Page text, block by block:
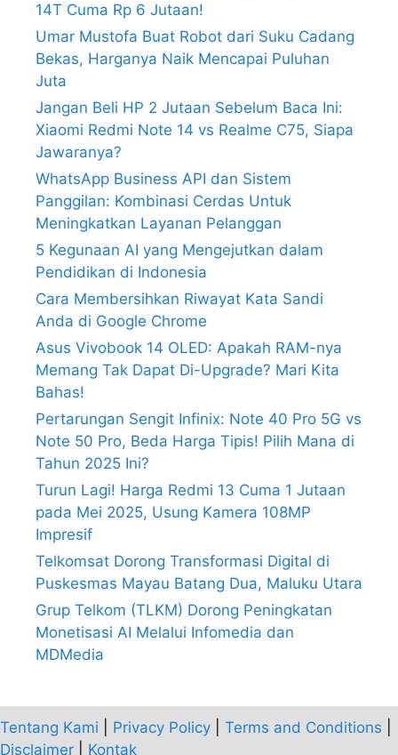
14T Cuma Rp 6 Jutaan!
Umar Mustofa Buat Robot dari Suku Cadang
Bekas, Harganya Naik Mencapai Puluhan
Juta
Jangan Beli HP 2 Jutaan Sebelum Baca Ini:
Xiaomi Redmi Note 14 vs Realme C75, Siapa
Jawaranya?
WhatsApp Business API dan Sistem
Panggilan: Kombinasi Cerdas Untuk
Meningkatkan Layanan Pelanggan
5 Kegunaan AI yang Mengejutkan dalam
Pendidikan di Indonesia
Cara Membersihkan Riwayat Kata Sandi
Anda di Google Chrome
Asus Vivobook 14 OLED: Apakah RAM-nya
Memang Tak Dapat Di-Upgrade? Mari Kita
Bahas!
Pertarungan Sengit Infinix: Note 40 Pro 5G vs
Note 50 Pro, Beda Harga Tipis! Pilih Mana di
Tahun 2025 Ini?
Turun Lagi! Harga Redmi 13 Cuma 1 Jutaan
pada Mei 2025, Usung Kamera 108MP
Impresif
Telkomsat Dorong Transformasi Digital di
Puskesmas Mayau Batang Dua, Maluku Utara
Grup Telkom (TLKM) Dorong Peningkatan
Monetisasi AI Melalui Infomedia dan
MDMedia
Tentang Kami Privacy Policy Terms and Conditions
Disclaimer
Kontak